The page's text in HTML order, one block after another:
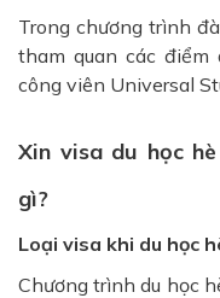
Trong chương trình
tham quan các
công viên Universal
Xin visa du học
gì?
Loại visa khi du học
Chương trình du học